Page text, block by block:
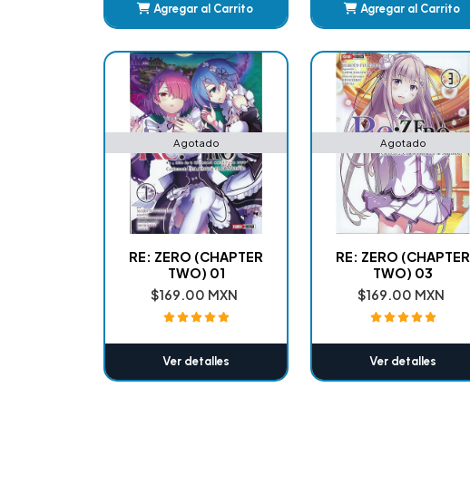
Agregar al Carrito Agregar al Carrito
Agotado
RE: ZERO (CHAPTER
TWO) 01
$169.00 MXN
Ver detalles
Agotado
RE: ZERO (CHAPTER
TWO) 03
$169.00 MXN
Ver detalles